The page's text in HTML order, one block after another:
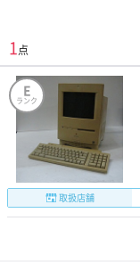
1点
E
ランク
取扱店舗